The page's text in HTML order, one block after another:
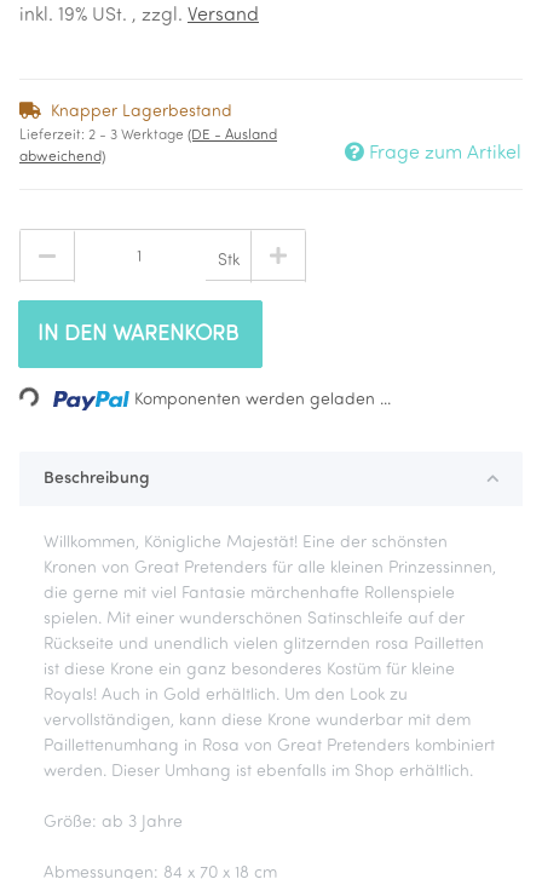
inkl. 19% USt. , zzgl. Versand
Knapper Lagerbestand
Lieferzeit: 2 - 3 Werktage (DE - Ausland
abweichend)
Frage zum Artikel
Stk
IN DEN WARENKORB
Loading... Komponenten werden geladen ...
Beschreibung
Willkommen, Königliche Majestät! Eine der schönsten
Kronen von Great Pretenders für alle kleinen Prinzessinnen,
die gerne mit viel Fantasie märchenhafte Rollenspiele
spielen. Mit einer wunderschönen Satinschleife auf der
Rückseite und unendlich vielen glitzernden rosa Pailletten
ist diese Krone ein ganz besonderes Kostüm für kleine
Royals! Auch in Gold erhältlich. Um den Look zu
vervollständigen, kann diese Krone wunderbar mit dem
Paillettenumhang in Rosa von Great Pretenders kombiniert
werden. Dieser Umhang ist ebenfalls im Shop erhältlich.
Größe: ab 3 Jahre
Abmessungen: 84 x 70 x 18 cm